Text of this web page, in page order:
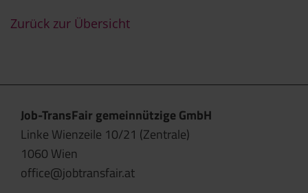
Zurück zur Übersicht
Job-TransFair gemeinnützige GmbH
Linke Wienzeile 10/21 (Zentrale)
1060 Wien
office@jobtransfair.at